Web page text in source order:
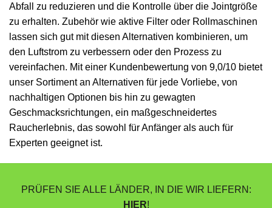
Abfall zu reduzieren und die Kontrolle über die Jointgröße
zu erhalten. Zubehör wie aktive Filter oder Rollmaschinen
lassen sich gut mit diesen Alternativen kombinieren, um
den Luftstrom zu verbessern oder den Prozess zu
vereinfachen. Mit einer Kundenbewertung von 9,0/10 bietet
unser Sortiment an Alternativen für jede Vorliebe, von
nachhaltigen Optionen bis hin zu gewagten
Geschmacksrichtungen, ein maßgeschneidertes
Raucherlebnis, das sowohl für Anfänger als auch für
Experten geeignet ist.
PRÜFEN SIE ALLE LÄNDER, IN DIE WIR LIEFERN:
HIER!